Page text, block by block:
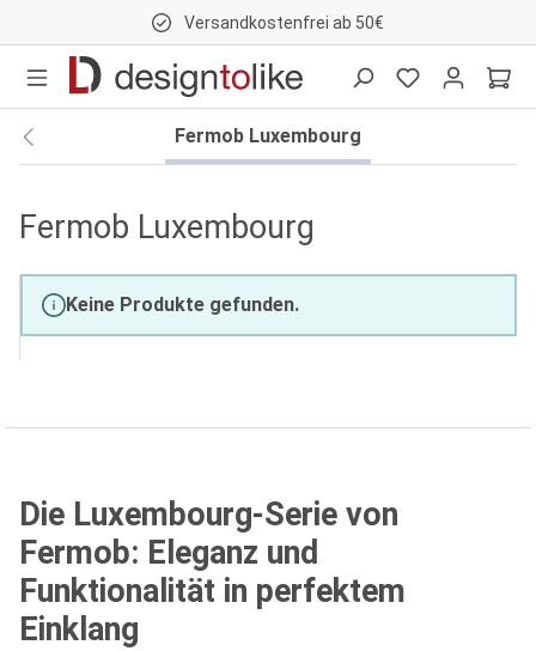
Versandkostenfrei ab 50€
Fermob Luxembourg
Fermob Luxembourg
Keine Produkte gefunden.
Die Luxembourg-Serie von
Fermob: Eleganz und
Funktionalität in perfektem
Einklang